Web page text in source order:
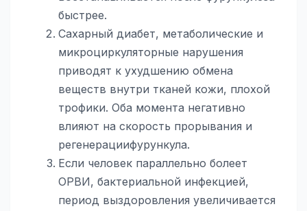
быстрее.
Сахарный диабет, метаболические и
микроциркуляторные нарушения
приводят к ухудшению обмена
веществ внутри тканей кожи, плохой
трофики. Оба момента негативно
влияют на скорость прорывания и
регенерациифурункула.
Если человек параллельно болеет
ОРВИ, бактериальной инфекцией,
период выздоровления увеличивается